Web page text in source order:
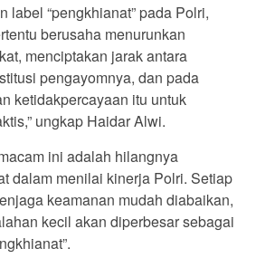
label “pengkhianat” pada Polri,
berusaha menurunkan
menciptakan jarak antara
pengayomnya, dan pada
ketidakpercayaan itu untuk
ungkap Haidar Alwi.
ini adalah hilangnya
dalam menilai kinerja Polri. Setiap
keamanan mudah diabaikan,
kecil akan diperbesar sebagai